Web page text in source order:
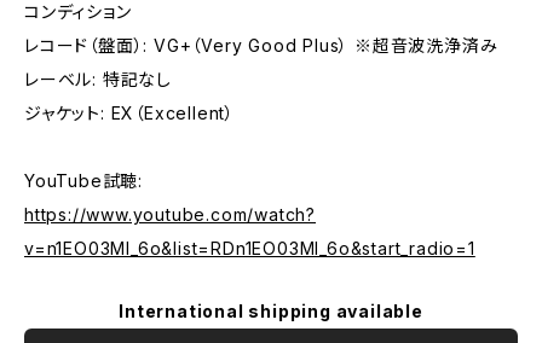
コンディション
レコード（盤面）: VG+（Very Good Plus） ※超音波洗浄済み
レーベル: 特記なし
ジャケット: EX（Excellent）
YouTube試聴:
https://www.youtube.com/watch?
v=n1EO03Ml_6o&list=RDn1EO03Ml_6o&start_radio=1
International shipping available